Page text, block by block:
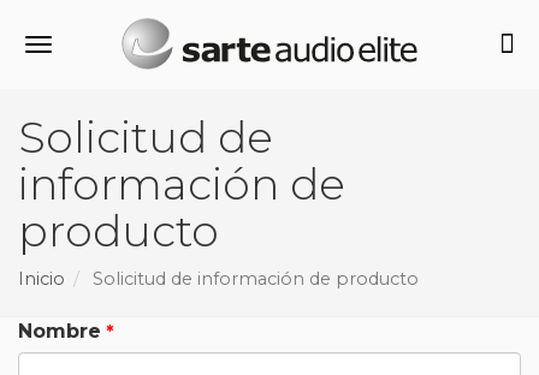
Alternar navegación
Solicitud de
información de
producto
Inicio Solicitud de información de producto
Nombre